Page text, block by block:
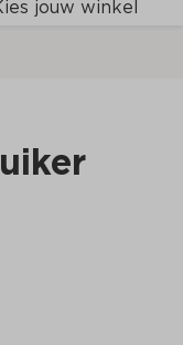
jouw winkel